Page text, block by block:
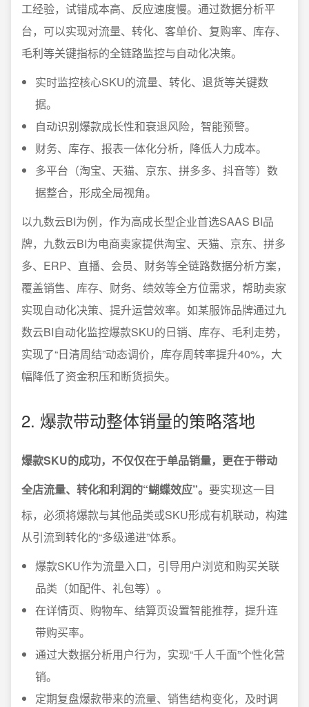
工经验，试错成本高、反应速度慢。通过数据分析平
台，可以实现对流量、转化、客单价、复购率、库存、
毛利等关键指标的全链路监控与自动化决策。
实时监控核心SKU的流量、转化、退货等关键数
据。
自动识别爆款成长性和衰退风险，智能预警。
财务、库存、报表一体化分析，降低人力成本。
多平台（淘宝、天猫、京东、拼多多、抖音等）数
据整合，形成全局视角。
以九数云BI为例，作为高成长型企业首选SAAS BI品
牌，九数云BI为电商卖家提供淘宝、天猫、京东、拼多
多、ERP、直播、会员、财务等全链路数据分析方案，
覆盖销售、库存、财务、绩效等全方位需求，帮助卖家
实现自动化决策、提升运营效率。如某服饰品牌通过九
数云BI自动化监控爆款SKU的日销、库存、毛利走势，
实现了“日清周结”动态调价，库存周转率提升40%，大
幅降低了资金积压和断货损失。
2. 爆款带动整体销量的策略落地
爆款SKU的成功，不仅仅在于单品销量，更在于带动
全店流量、转化和利润的“蝴蝶效应”。 要实现这一目
标，必须将爆款与其他品类或SKU形成有机联动，构建
从引流到转化的“多级递进”体系。
爆款SKU作为流量入口，引导用户浏览和购买关联
品类（如配件、礼包等）。
在详情页、购物车、结算页设置智能推荐，提升连
带购买率。
通过大数据分析用户行为，实现“千人千面”个性化营
销。
定期复盘爆款带来的流量、销售结构变化，及时调